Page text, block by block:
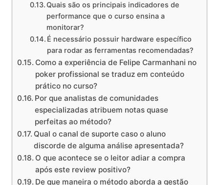
Quais são os principais indicadores de
performance que o curso ensina a
monitorar?
É necessário possuir hardware específico
para rodar as ferramentas recomendadas?
Como a experiência de Felipe Carmanhani no
poker profissional se traduz em conteúdo
prático no curso?
Por que analistas de comunidades
especializadas atribuem notas quase
perfeitas ao método?
Qual o canal de suporte caso o aluno
discorde de alguma análise apresentada?
O que acontece se o leitor adiar a compra
após este review positivo?
De que maneira o método aborda a gestão